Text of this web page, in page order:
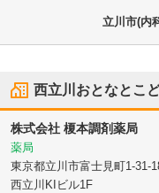
立川市(内
西立川おとなとこ
株式会社 榎本調剤薬局
薬局
東京都立川市富士見町1-31-
西立川KIビル1F